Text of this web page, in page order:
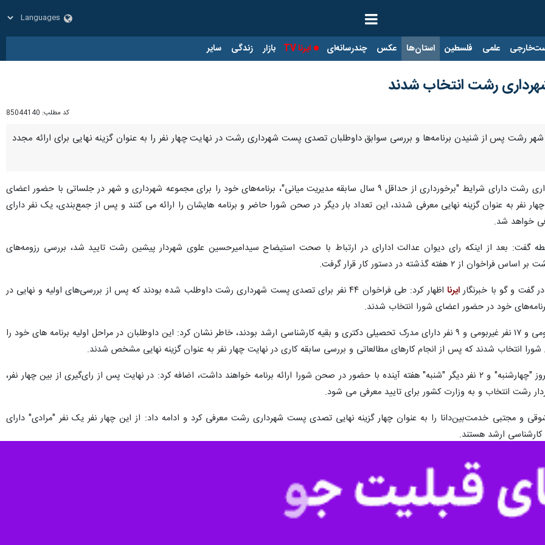
علمی فلسطین استان‌ها عکس چندرسانه‌ای ایرنا TV بازار زندگی سایر
رشت انتخاب شدند
کد مطلب: 85044140